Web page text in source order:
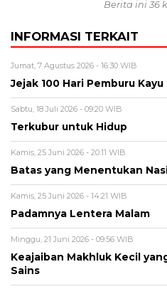
Berita ini 36
INFORMASI TERKAIT
Jumat, 7 Agustus 2026 - 16:30 WIB
Jejak 100 Hari Pemburu Kayu
Sabtu, 18 Juli 2026 - 09:20 WIB
Terkubur untuk Hidup
Kamis, 25 Juni 2026 - 20:11 WIB
Batas yang Menentukan
Kamis, 25 Juni 2026 - 14:21 WIB
Padamnya Lentera Malam
Minggu, 21 Juni 2026 - 09:56 WIB
Keajaiban Makhluk Kecil
Sains